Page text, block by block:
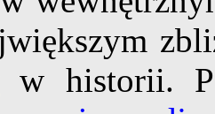
historii.